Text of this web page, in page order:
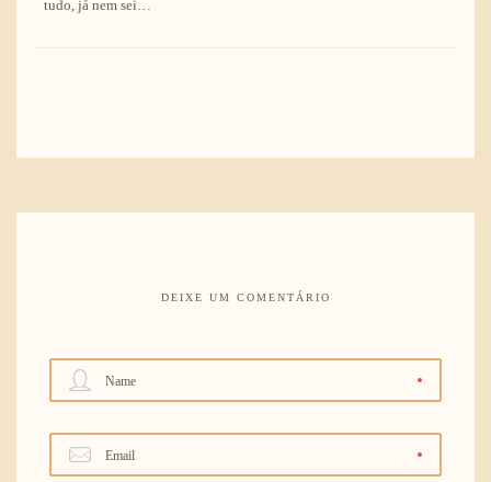
tudo, já nem sei…
DEIXE UM COMENTÁRIO
Name
Email